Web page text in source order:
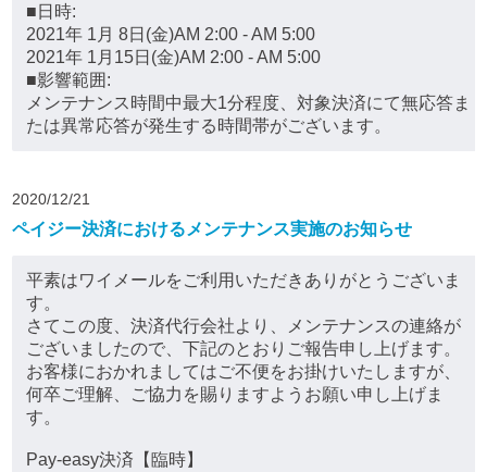
■日時:
2021年 1月 8日(金)AM 2:00 - AM 5:00
2021年 1月15日(金)AM 2:00 - AM 5:00
■影響範囲:
メンテナンス時間中最大1分程度、対象決済にて無応答ま
たは異常応答が発生する時間帯がございます。
2020/12/21
ペイジー決済におけるメンテナンス実施のお知らせ
平素はワイメールをご利用いただきありがとうございま
す。
さてこの度、決済代行会社より、メンテナンスの連絡が
ございましたので、下記のとおりご報告申し上げます。
お客様におかれましてはご不便をお掛けいたしますが、
何卒ご理解、ご協力を賜りますようお願い申し上げま
す。
Pay-easy決済【臨時】